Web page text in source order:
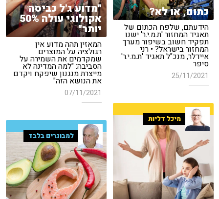
כתום, או לא?
הידעתם, שלפח הכתום של
תאגיד המחזור 'ת.מ.י.ר' ישנו
תפקיד חשוב בשיפור מערך
המחזור בישראל? • רני
איידלר, מנכ"ל תאגיד 'ת.מ.י.ר'
סיפר
25/11/2021
"מדוע ג'ל כביסה
אקולוגי עולה 50%
יותר"
המאזין תהה מדוע אין
רגולציה על המוצרים
שמקדמים את השמירה על
הסביבה: "למה המדינה לא
מייצרת מנגנון שיפקח ויקדם
את הנושא הזה"
07/11/2021
מיכל דליות
למבוגרים בלבד